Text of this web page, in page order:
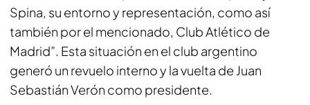
Spina, su entorno y representación, como así
también por el mencionado, Club Atlético de
Madrid”. Esta situación en el club argentino
generó un revuelo interno y la vuelta de Juan
Sebastián Verón como presidente.